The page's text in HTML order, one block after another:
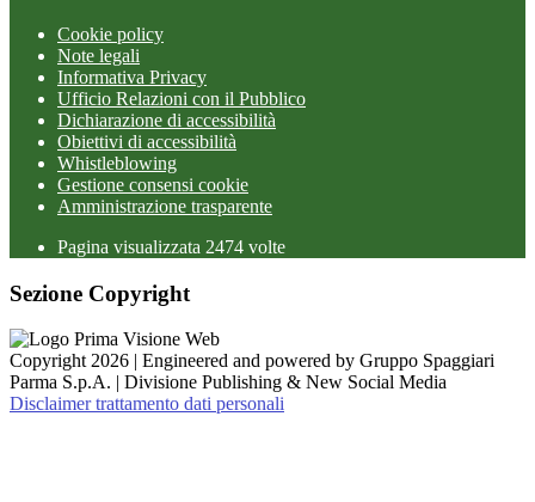
Cookie policy
Note legali
Informativa Privacy
Ufficio Relazioni con il Pubblico
Dichiarazione di accessibilità
Obiettivi di accessibilità
Whistleblowing
Gestione consensi cookie
Amministrazione trasparente
Pagina visualizzata 2474 volte
Sezione Copyright
Copyright 2026 | Engineered and powered by Gruppo Spaggiari
Parma S.p.A. | Divisione Publishing & New Social Media
Disclaimer trattamento dati personali